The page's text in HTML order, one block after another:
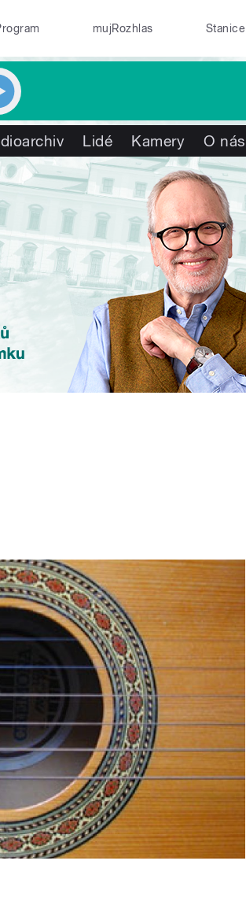
mujRozhlas Stanice
Lidé Kamery O nás